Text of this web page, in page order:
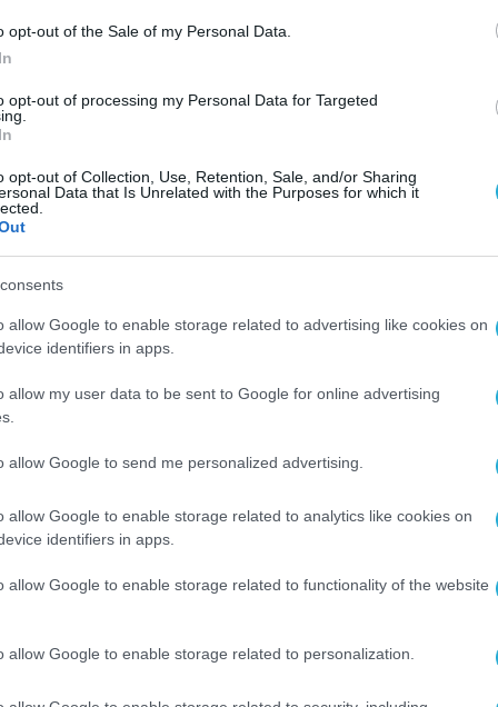
opt-out of the Sale of my Personal Data.
opt-out of processing my Personal Data for Targeted
opt-out of Collection, Use, Retention, Sale, and/or Sharing
Data that Is Unrelated with the Purposes for which it
allow Google to enable storage related to advertising like cookies on
identifiers in apps.
allow my user data to be sent to Google for online advertising
allow Google to send me personalized advertising.
allow Google to enable storage related to analytics like cookies on
identifiers in apps.
allow Google to enable storage related to functionality of the website
allow Google to enable storage related to personalization.
αυτή.
Ναρέντρα Μόντι έδωσε το
περασμένη εβδομάδα, για μια
ότι διαθέτει«αξιόπιστες πληροφορίες»
πλήγμα.
επίσκεψη στη Μαλαισία που επρόκειτο να
την Παρασκευή, λέγοντας πως θα την
«στη διάρκεια του έτους».
να συναντηθεί με τον Ιρανό υπουργό
επίσημη επίσκεψη», καθώς το Ιράν
Εξωτερικών αναμένεται τις επόμενες
στο πλαίσιο της διαμεσολάβησής του. Ο
να επισκεφθεί την Ινδία μετά τις
με τους Πακιστανούς αξιωματούχους στο
η ιρανική πρεσβεία στο Νέο Δελχί